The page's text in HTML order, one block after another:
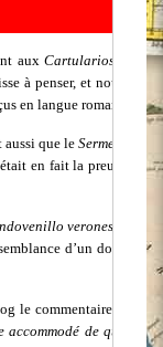
auxCartularios de
à penser, et nous
en langue romane, très
aussi que le Serment de
en fait la preuve
veronese
d’un
le commentaire
de